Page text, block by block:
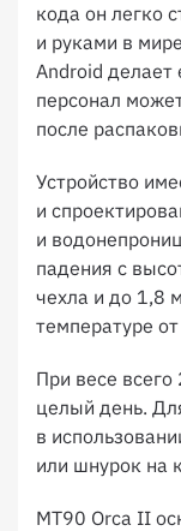
кода он легко
и руками в
Android делает
персонал
после
Устройство
и
и
падения с
чехла и до 1,8
температуре
При весе
целый день.
в
или шнурок на
MT90 Orca II